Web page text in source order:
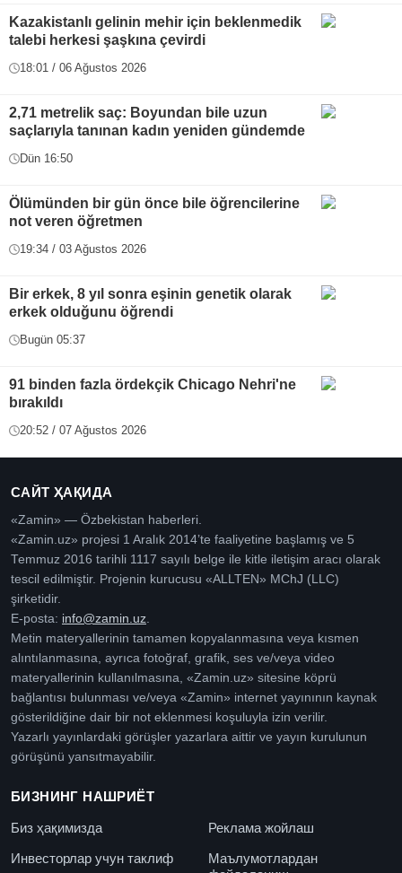
Kazakistanlı gelinin mehir için beklenmedik
talebi herkesi şaşkına çevirdi
18:01 / 06 Ağustos 2026
2,71 metrelik saç: Boyundan bile uzun
saçlarıyla tanınan kadın yeniden gündemde
Dün 16:50
Ölümünden bir gün önce bile öğrencilerine
not veren öğretmen
19:34 / 03 Ağustos 2026
Bir erkek, 8 yıl sonra eşinin genetik olarak
erkek olduğunu öğrendi
Bugün 05:37
91 binden fazla ördekçik Chicago Nehri'ne
bırakıldı
20:52 / 07 Ağustos 2026
САЙТ ҲАҚИДА
«Zamin» — Özbekistan haberleri.
«Zamin.uz» projesi 1 Aralık 2014’te faaliyetine başlamış ve 5
Temmuz 2016 tarihli 1117 sayılı belge ile kitle iletişim aracı olarak
tescil edilmiştir. Projenin kurucusu «ALLTEN» MChJ (LLC)
şirketidir.
E-posta: info@zamin.uz.
Metin materyallerinin tamamen kopyalanmasına veya kısmen
alıntılanmasına, ayrıca fotoğraf, grafik, ses ve/veya video
materyallerinin kullanılmasına, «Zamin.uz» sitesine köprü
bağlantısı bulunması ve/veya «Zamin» internet yayınının kaynak
gösterildiğine dair bir not eklenmesi koşuluyla izin verilir.
Yazarlı yayınlardaki görüşler yazarlara aittir ve yayın kurulunun
görüşünü yansıtmayabilir.
БИЗНИНГ НАШРИЁТ
Биз ҳақимизда
Реклама жойлаш
Инвесторлар учун таклиф
Маълумотлардан